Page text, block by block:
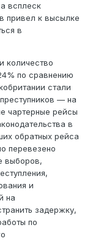
всплеск
привел к высылке
в
количество
по сравнению
стали
— на
чартерные рейсы
в
обратных рейса
перевезено
выборов,
и
на
задержку,
по